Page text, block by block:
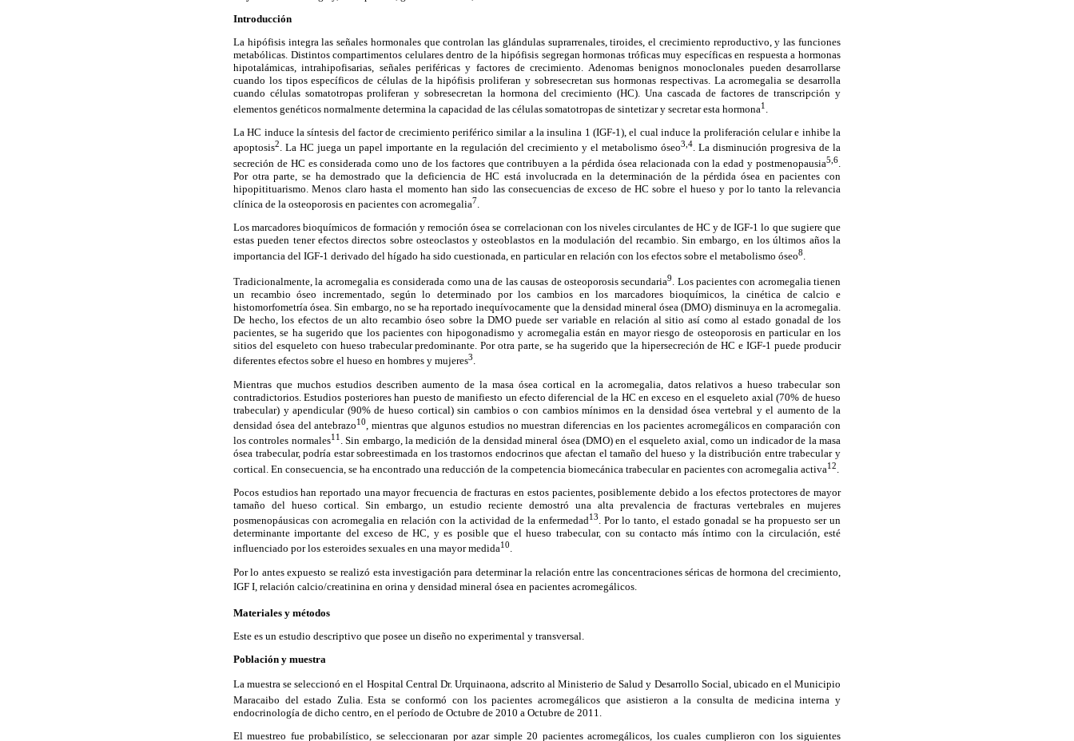
Introducción
La hipófisis integra las señales hormonales que controlan las glándulas suprarrenales, tiroides, el crecimiento reproductivo, y las funciones
metabólicas. Distintos compartimentos celulares dentro de la hipófisis segregan hormonas tróficas muy específicas en respuesta a hormonas
hipotalámicas, intrahipofisarias, señales periféricas y factores de crecimiento. Adenomas benignos monoclonales pueden desarrollarse
cuando los tipos específicos de células de la hipófisis proliferan y sobresecretan sus hormonas respectivas. La acromegalia se desarrolla
cuando células somatotropas proliferan y sobresecretan la hormona del crecimiento (HC). Una cascada de factores de transcripción y
elementos genéticos normalmente determina la capacidad de las células somatotropas de sintetizar y secretar esta hormona1
La HC induce la síntesis del factor de crecimiento periférico similar a la insulina 1 (IGF-1), el cual induce la proliferación celular e inhibe la
apoptosis2. La HC juega un papel importante en la regulación del crecimiento y el metabolismo óseo3,4. La disminución progresiva de la
secreción de HC es considerada como uno de los factores que contribuyen a la pérdida ósea relacionada con la edad y postmenopausia5,6
Por otra parte, se ha demostrado que la deficiencia de HC está involucrada en la determinación de la pérdida ósea en pacientes con
hipopitituarismo. Menos claro hasta el momento han sido las consecuencias de exceso de HC sobre el hueso y por lo tanto la relevancia
clínica de la osteoporosis en pacientes con acromegalia7
Los marcadores bioquímicos de formación y remoción ósea se correlacionan con los niveles circulantes de HC y de IGF-1 lo que sugiere que
estas pueden tener efectos directos sobre osteoclastos y osteoblastos en la modulación del recambio. Sin embargo, en los últimos años la
importancia del IGF-1 derivado del hígado ha sido cuestionada, en particular en relación con los efectos sobre el metabolismo óseo8
Tradicionalmente, la acromegalia es considerada como una de las causas de osteoporosis secundaria9. Los pacientes con acromegalia tienen
un recambio óseo incrementado, según lo determinado por los cambios en los marcadores bioquímicos, la cinética de calcio e
histomorfometría ósea. Sin embargo, no se ha reportado inequívocamente que la densidad mineral ósea (DMO) disminuya en la acromegalia.
De hecho, los efectos de un alto recambio óseo sobre la DMO puede ser variable en relación al sitio así como al estado gonadal de los
pacientes, se ha sugerido que los pacientes con hipogonadismo y acromegalia están en mayor riesgo de osteoporosis en particular en los
sitios del esqueleto con hueso trabecular predominante. Por otra parte, se ha sugerido que la hipersecreción de HC e IGF-1 puede producir
diferentes efectos sobre el hueso en hombres y mujeres3.
Mientras que muchos estudios describen aumento de la masa ósea cortical en la acromegalia, datos relativos a hueso trabecular son
contradictorios. Estudios posteriores han puesto de manifiesto un efecto diferencial de la HC en exceso en el esqueleto axial (70% de hueso
trabecular) y apendicular (90% de hueso cortical) sin cambios o con cambios mínimos en la densidad ósea vertebral y el aumento de la
densidad ósea del antebrazo10
, mientras que algunos estudios no muestran diferencias en los pacientes acromegálicos en comparación con
los controles normales11 . Sin embargo, la medición de la densidad mineral ósea (DMO) en el esqueleto axial, como un indicador de la masa
ósea trabecular, podría estar sobreestimada en los trastornos endocrinos que afectan el tamaño del hueso y la distribución entre trabecular y
cortical. En consecuencia, se ha encontrado una reducción de la competencia biomecánica trabecular en pacientes con acromegalia activa12
Pocos estudios han reportado una mayor frecuencia de fracturas en estos pacientes, posiblemente debido a los efectos protectores de mayor
tamaño del hueso cortical. Sin embargo, un estudio reciente demostró una alta prevalencia de fracturas vertebrales en mujeres
posmenopáusicas con acromegalia en relación con la actividad de la enfermedad13. Por lo tanto, el estado gonadal se ha propuesto ser un
determinante importante del exceso de HC, y es posible que el hueso trabecular, con su contacto más íntimo con la circulación, esté
influenciado por los esteroides sexuales en una mayor medida10.
Por lo antes expuesto se realizó esta investigación para determinar la relación entre las concentraciones séricas de hormona del crecimiento,
IGF I, relación calcio/creatinina en orina y densidad mineral ósea en pacientes acromegálicos.
Materiales y métodos
Este es un estudio descriptivo que posee un diseño no experimental y transversal.
Población y muestra
La muestra se seleccionó en el Hospital Central Dr. Urquinaona, adscrito al Ministerio de Salud y Desarrollo Social, ubicado en el Municipio
Maracaibo del estado Zulia. Esta se conformó con los pacientes acromegálicos que asistieron a la consulta de medicina interna y
endocrinología de dicho centro, en el período de Octubre de 2010 a Octubre de 2011.
El muestreo fue probabilístico, se seleccionaran por azar simple 20 pacientes acromegálicos, los cuales cumplieron con los siguientes